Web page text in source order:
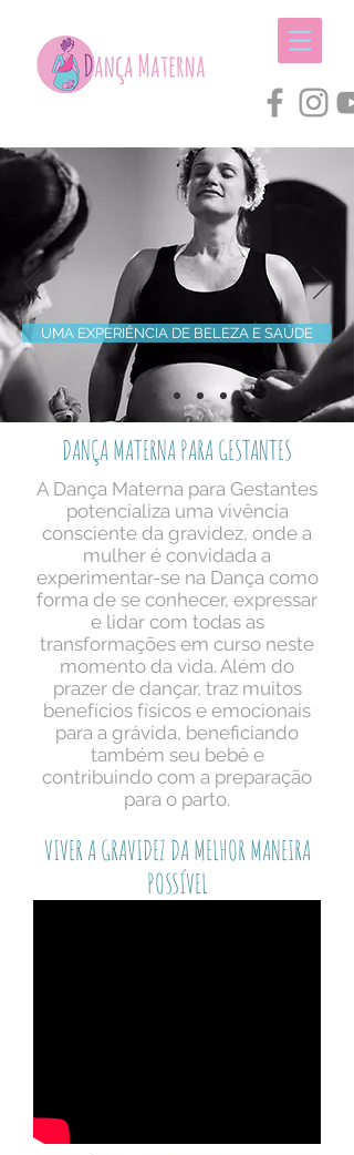
UMA EXPERIÊNCIA DE BELEZA E SAÚDE
DANÇA MATERNA PARA GESTANTES
A Dança Materna para Gestantes
potencializa uma vivência
consciente da gravidez, onde a
mulher é convidada a
experimentar-se na Dança como
forma de se conhecer, expressar
e lidar com todas as
transformações em curso neste
momento da vida. Além do
prazer de dançar, traz muitos
benefícios físicos e emocionais
para a grávida, beneficiando
também seu bebê e
contribuindo com a preparação
para o parto.
VIVER A GRAVIDEZ DA MELHOR MANEIRA
POSSÍVEL